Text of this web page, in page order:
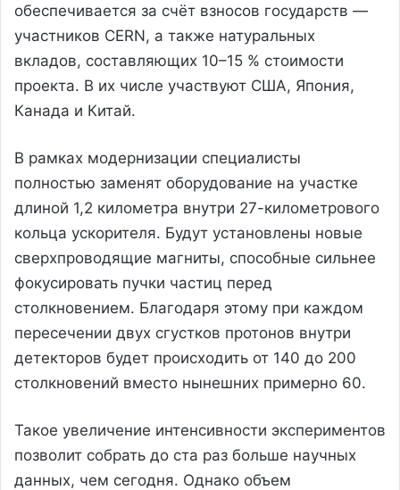
обеспечивается за счёт взносов государств —
участников CERN, а также натуральных
вкладов, составляющих 10–15 % стоимости
проекта. В их числе участвуют США, Япония,
Канада и Китай.
В рамках модернизации специалисты
полностью заменят оборудование на участке
длиной 1,2 километра внутри 27-километрового
кольца ускорителя. Будут установлены новые
сверхпроводящие магниты, способные сильнее
фокусировать пучки частиц перед
столкновением. Благодаря этому при каждом
пересечении двух сгустков протонов внутри
детекторов будет происходить от 140 до 200
столкновений вместо нынешних примерно 60.
Такое увеличение интенсивности экспериментов
позволит собрать до ста раз больше научных
данных, чем сегодня. Однако объем